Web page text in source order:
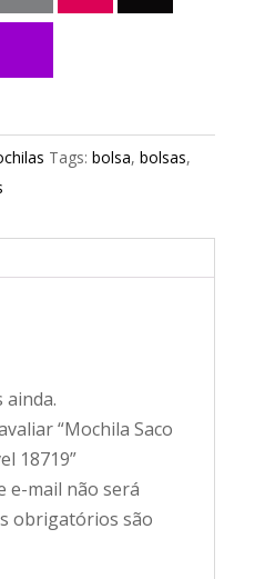
Tags: bolsa, bolsas,
ainda.
“Mochila Saco
18719”
e-mail não será
obrigatórios são